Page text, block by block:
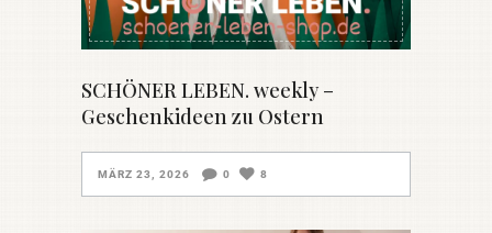
SCHÖNER LEBEN. weekly –
Geschenkideen zu Ostern
MÄRZ 23, 2026 0 8